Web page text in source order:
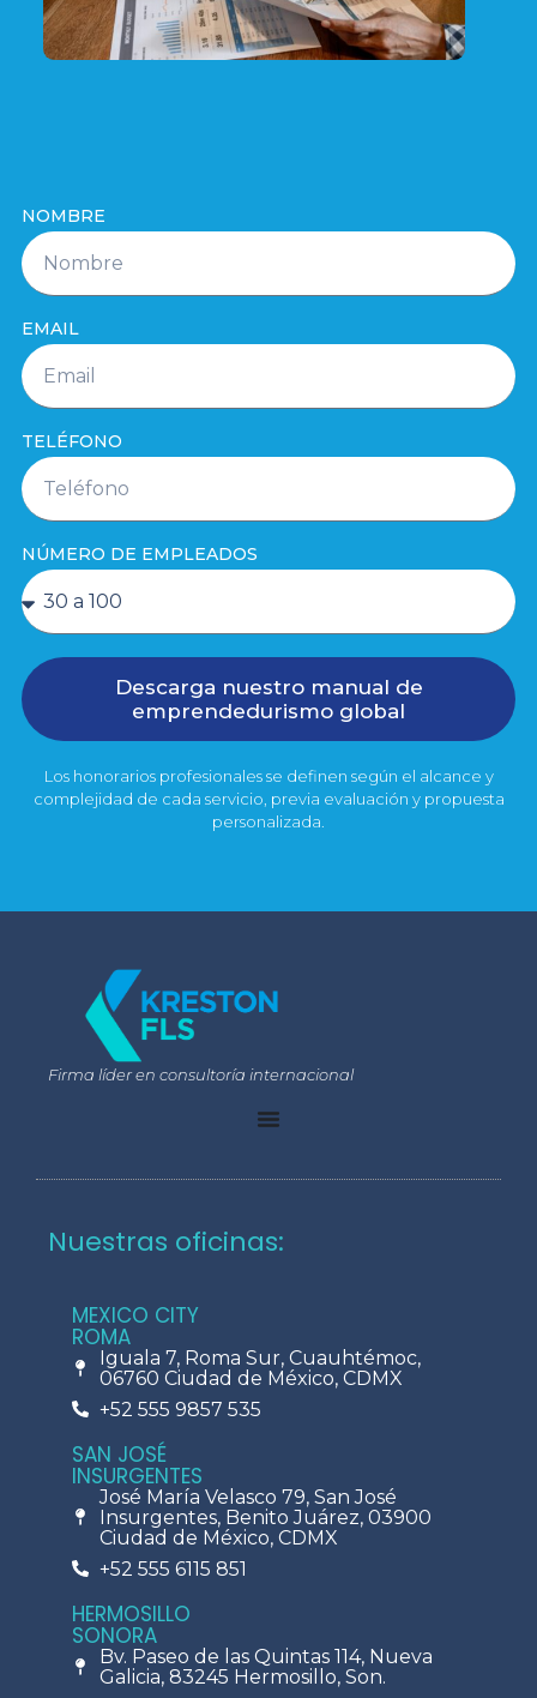
NOMBRE
EMAIL
TELÉFONO
NÚMERO DE EMPLEADOS
Descarga nuestro manual de
emprendedurismo global
Los honorarios profesionales se definen según el alcance y
complejidad de cada servicio, previa evaluación y propuesta
personalizada.
Firma líder en consultoría internacional
Nuestras oficinas:
MEXICO CITY
ROMA
Iguala 7, Roma Sur, Cuauhtémoc,
06760 Ciudad de México, CDMX
+52 555 9857 535
SAN JOSÉ
INSURGENTES
José María Velasco 79, San José
Insurgentes, Benito Juárez, 03900
Ciudad de México, CDMX
+52 555 6115 851
HERMOSILLO
SONORA
Bv. Paseo de las Quintas 114, Nueva
Galicia, 83245 Hermosillo, Son.